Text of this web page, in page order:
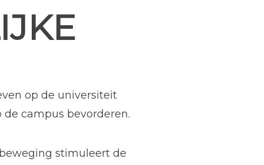
op de universiteit
campus bevorderen.
stimuleert de